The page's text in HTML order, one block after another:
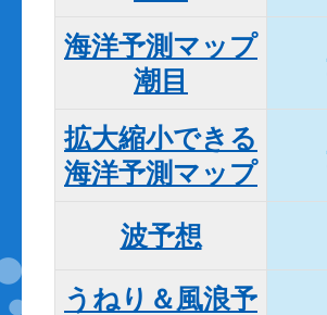
海洋予測マップ
潮目
拡大縮小できる
海洋予測マップ
波予想
うねり＆風浪予